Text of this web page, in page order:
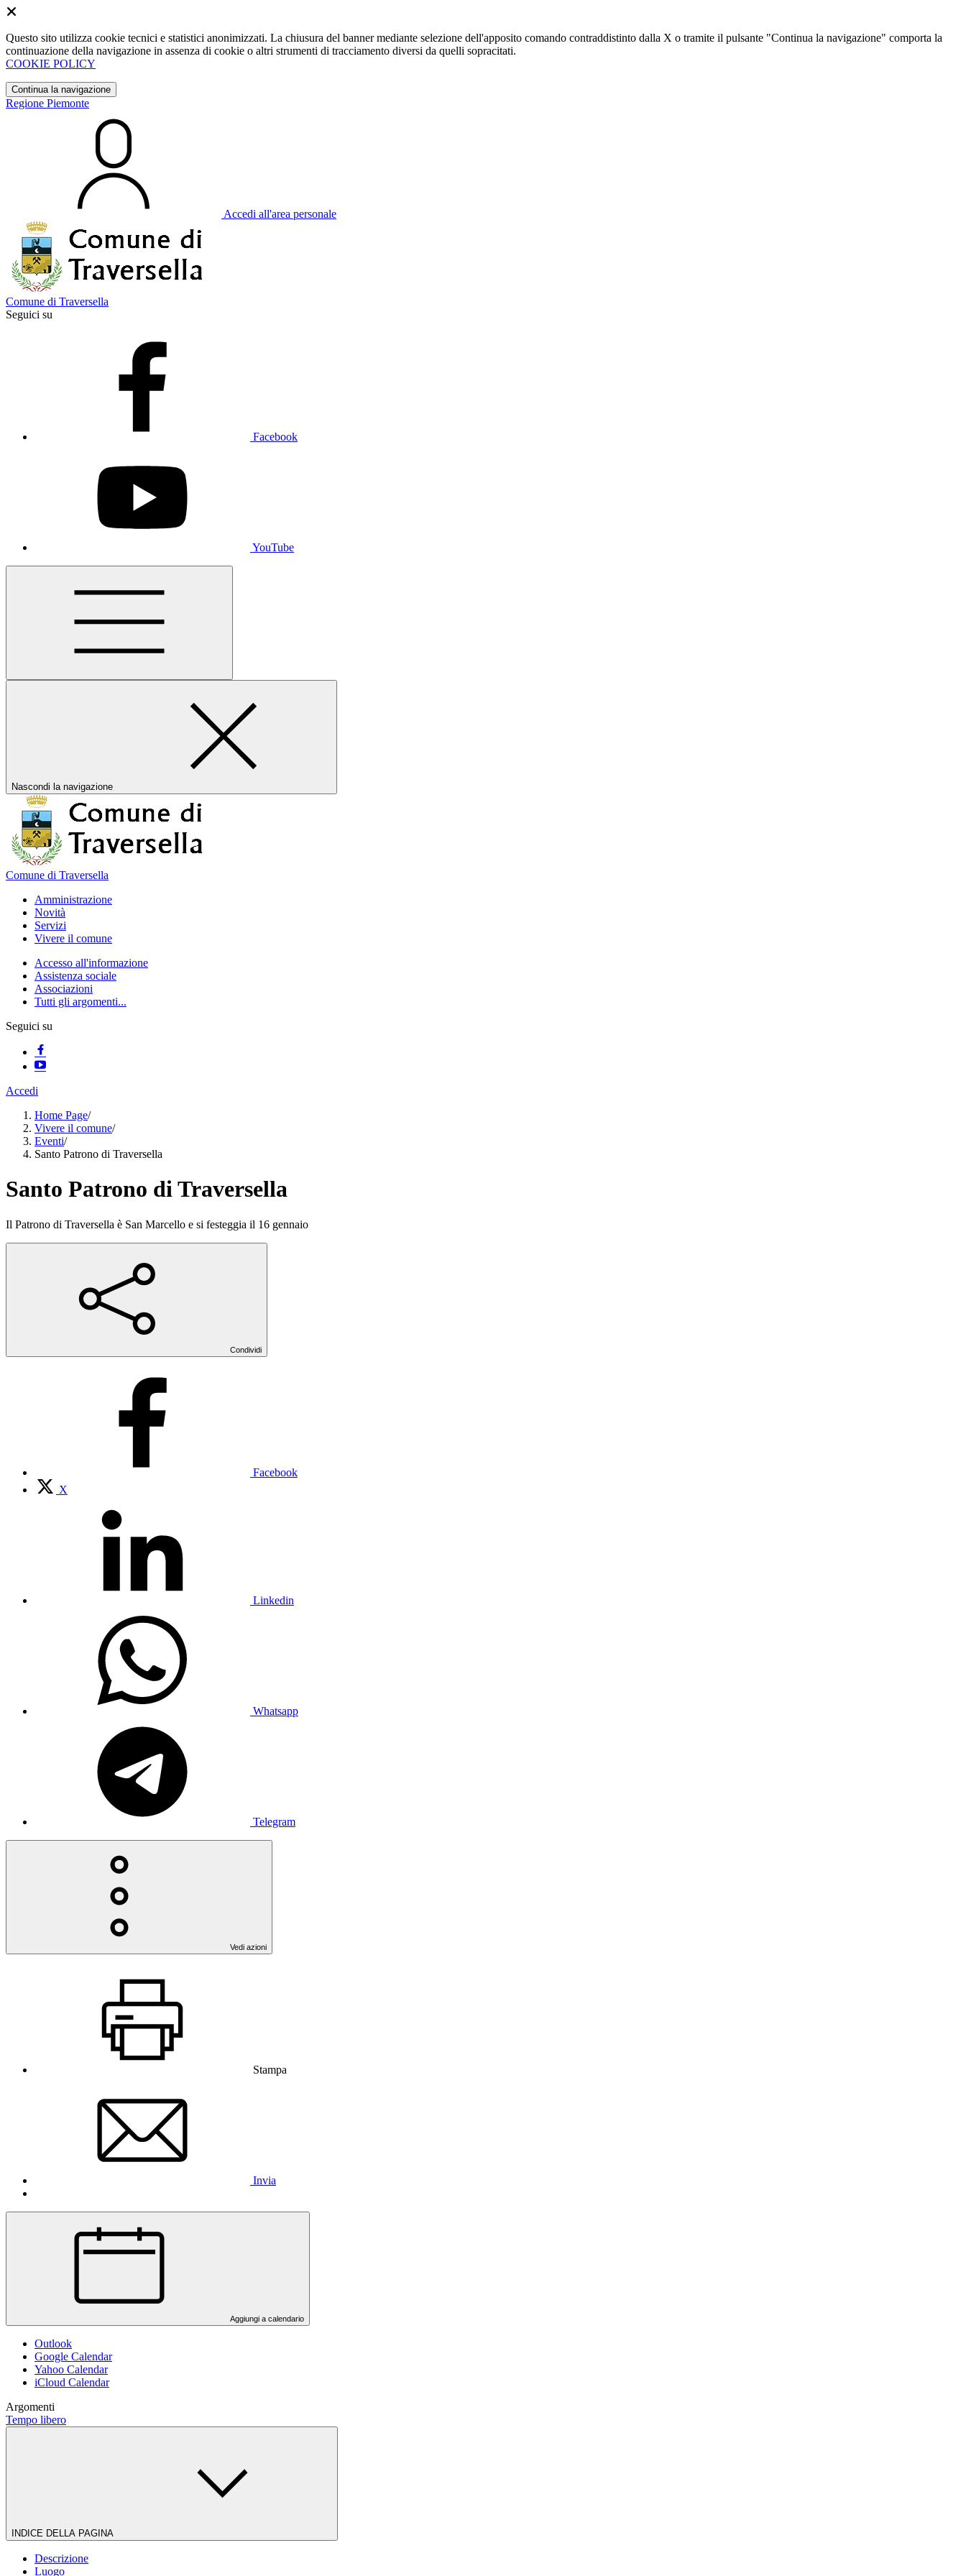
Questo sito utilizza cookie tecnici e statistici anonimizzati. La chiusura del banner mediante selezione dell'apposito comando contraddistinto dalla X o tramite il pulsante "Continua la navigazione" comporta la
continuazione della navigazione in assenza di cookie o altri strumenti di tracciamento diversi da quelli sopracitati.
COOKIE POLICY
Continua la navigazione
Regione Piemonte
Accedi all'area personale
Comune di Traversella
Seguici su
Facebook
YouTube
Nascondi la navigazione
Comune di Traversella
Amministrazione
Novità
Servizi
Vivere il comune
Accesso all'informazione
Assistenza sociale
Associazioni
Tutti gli argomenti...
Seguici su
Accedi
Home Page/
Vivere il comune/
Eventi/
Santo Patrono di Traversella
Santo Patrono di Traversella
Il Patrono di Traversella è San Marcello e si festeggia il 16 gennaio
Condividi
Facebook
X
Linkedin
Whatsapp
Telegram
Vedi azioni
Stampa
Invia
Aggiungi a calendario
Outlook
Google Calendar
Yahoo Calendar
iCloud Calendar
Argomenti
Tempo libero
INDICE DELLA PAGINA
Descrizione
Luogo